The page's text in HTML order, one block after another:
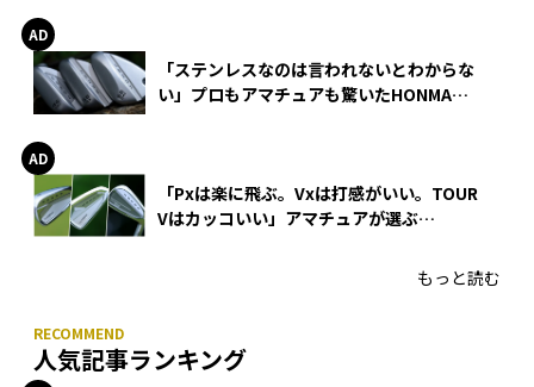
「ステンレスなのは言われないとわからな
い」プロもアマチュアも驚いたHONMA
「Pxは楽に飛ぶ。Vxは打感がいい。TOUR
Vはカッコいい」アマチュアが選ぶ
もっと読む
人気記事ランキング